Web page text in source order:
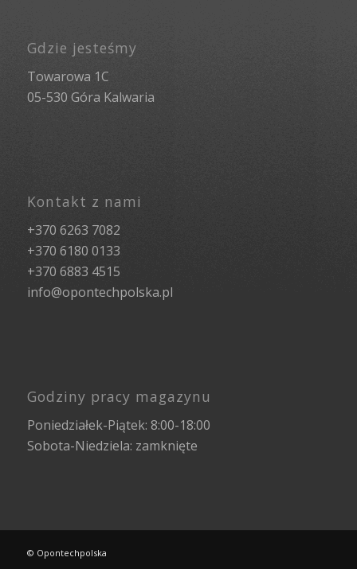
Gdzie jesteśmy
Towarowa 1C
05-530 Góra Kalwaria
Kontakt z nami
+370 6263 7082
+370 6180 0133
+370 6883 4515
info@opontechpolska.pl
Godziny pracy magazynu
Poniedziałek-Piątek: 8:00-18:00
Sobota-Niedziela: zamknięte
© Opontechpolska